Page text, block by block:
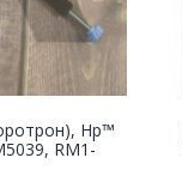
Hp™
RM1-